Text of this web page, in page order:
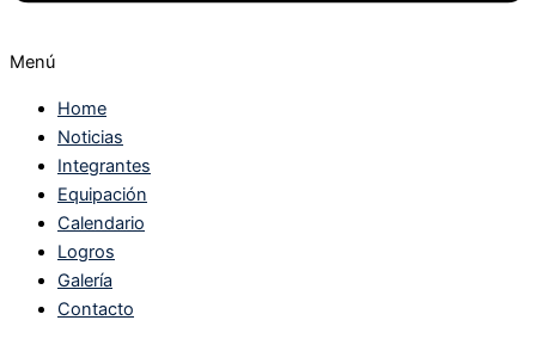
Menú
Home
Noticias
Integrantes
Equipación
Calendario
Logros
Galería
Contacto